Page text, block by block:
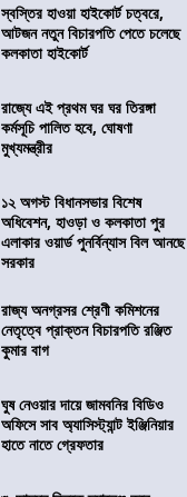
স্বস্তির হাওয়া হাইকোর্ট চত্বরে,
আটজন নতুন বিচারপতি পেতে চলেছে
কলকাতা হাইকোর্ট
রাজ্যে এই প্রথম ঘর ঘর তিরঙ্গা
কর্মসূচি পালিত হবে, ঘোষণা
মুখ্যমন্ত্রীর
১২ অগস্ট বিধানসভার বিশেষ
অধিবেশন, হাওড়া ও কলকাতা পুর
এলাকার ওয়ার্ড পুনর্বিন্যাস বিল আনছে
সরকার
রাজ্য অনগ্রসর শ্রেণী কমিশনের
নেতৃত্বে প্রাক্তন বিচারপতি রঞ্জিত
কুমার বাগ
ঘুষ নেওয়ার দায়ে জামবনির বিডিও
অফিসে সাব অ্যাসিস্ট্যান্ট ইঞ্জিনিয়ার
হাতে নাতে গ্রেফতার